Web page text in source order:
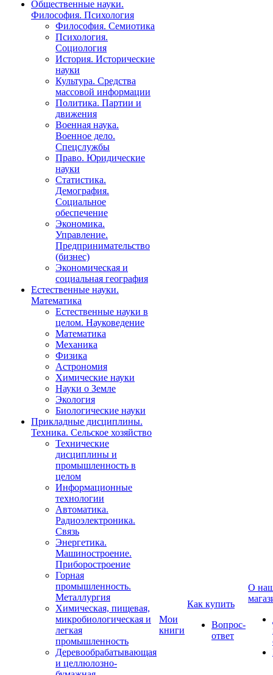
Общественные науки.
Философия. Психология
Философия. Семиотика
Психология.
Социология
История. Исторические
науки
Культура. Средства
массовой информации
Политика. Партии и
движения
Военная наука.
Военное дело.
Спецслужбы
Право. Юридические
науки
Статистика.
Демография.
Социальное
обеспечение
Экономика.
Управление.
Предпринимательство
(бизнес)
Экономическая и
социальная география
Естественные науки.
Математика
Естественные науки в
целом. Науковедение
Математика
Механика
Физика
Астрономия
Химические науки
Науки о Земле
Экология
Биологические науки
Прикладные дисциплины.
Техника. Сельское хозяйство
Технические
дисциплины и
промышленность в
целом
Информационные
технологии
Автоматика.
Радиоэлектроника.
Связь
Энергетика.
Машиностроение.
Приборостроение
Горная
промышленность.
Металлургия
Химическая, пищевая,
микробиологическая и
легкая
промышленность
Деревообрабатывающая
и целлюлозно-
Мои
книги
Как купить
Вопрос-
ответ
О